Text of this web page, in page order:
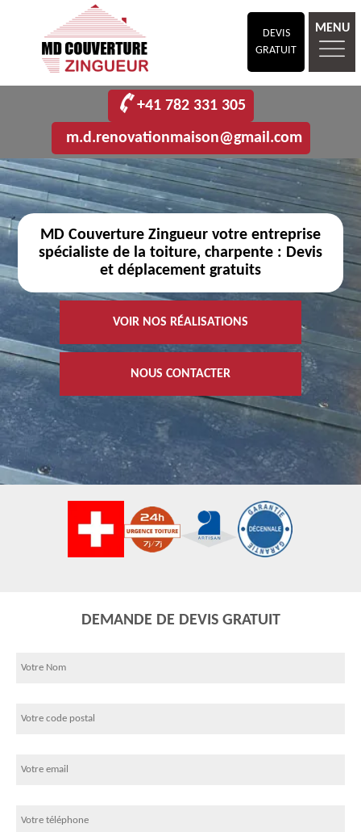
DEVIS
GRATUIT
MENU
+41 782 331 305
m.d.renovationmaison@gmail.com
MD Couverture Zingueur votre entreprise
spécialiste de la toiture, charpente : Devis
et déplacement gratuits
VOIR NOS RÉALISATIONS
NOUS CONTACTER
DEMANDE DE DEVIS GRATUIT